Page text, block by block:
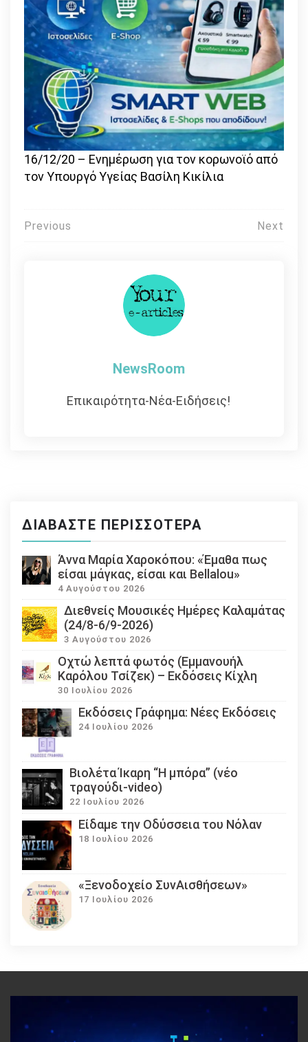
16/12/20 – Eνημέρωση για τον κορωνοϊό από
τον Υπουργό Υγείας Βασίλη Κικίλια
Πλοήγηση
Previous Next
NewsRoom
Επικαιρότητα-Νέα-Ειδήσεις!
ΔΙΑΒΆΣΤΕ ΠΕΡΙΣΣΌΤΕΡΑ
Άννα Μαρία Χαροκόπου: «Έμαθα πως
είσαι μάγκας, είσαι και Bellalou»
4 Αυγούστου 2026
Διεθνείς Μουσικές Ημέρες Καλαμάτας
(24/8-6/9-2026)
3 Αυγούστου 2026
Οχτώ λεπτά φωτός (Εμμανουήλ
Καρόλου Τσίζεκ) – Εκδόσεις Κίχλη
30 Ιουλίου 2026
Εκδόσεις Γράφημα: Νέες Εκδόσεις
24 Ιουλίου 2026
Βιολέτα Ίκαρη “Η μπόρα” (νέο
τραγούδι-video)
22 Ιουλίου 2026
Eίδαμε την Οδύσσεια του Νόλαν
18 Ιουλίου 2026
«Ξενοδοχείο ΣυνΑισθήσεων»
17 Ιουλίου 2026